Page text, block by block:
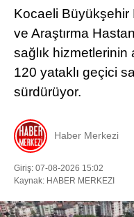
Kocaeli Büyükşehir
ve Araştırma
sağlık hizmetlerinin
120 yataklı geçici
sürdürüyor.
Haber Merkezi
Giriş: 07-08-2026 15:02
Kaynak: HABER MERKEZI